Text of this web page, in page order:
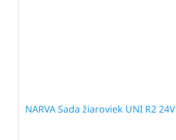
NARVA Sada žiaroviek UNI R2 24V